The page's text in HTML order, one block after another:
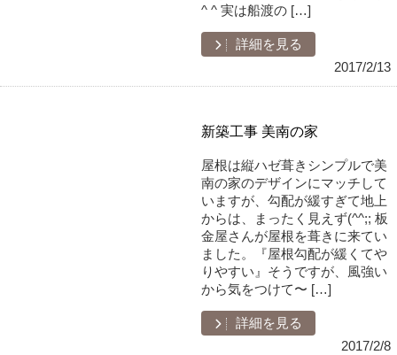
^ ^ 実は船渡の […]
詳細を見る
2017/2/13
新築工事 美南の家
屋根は縦ハゼ葺きシンプルで美
南の家のデザインにマッチして
いますが、勾配が緩すぎて地上
からは、まったく見えず(^^;; 板
金屋さんが屋根を葺きに来てい
ました。『屋根勾配が緩くてや
りやすい』そうですが、風強い
から気をつけて〜 […]
詳細を見る
2017/2/8